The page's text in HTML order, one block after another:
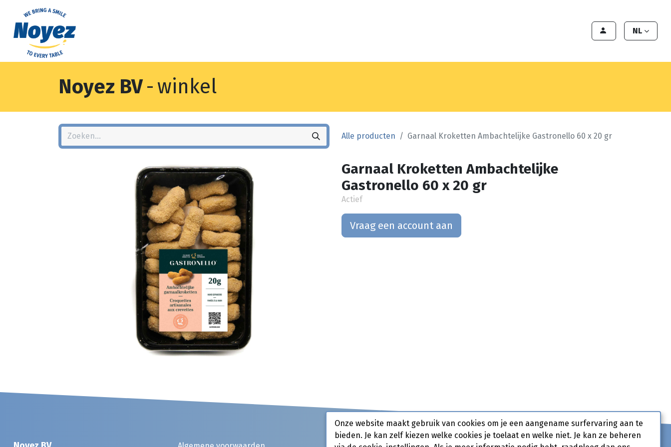
NL
Noyez BV- winkel
Alle producten Garnaal Kroketten Ambachtelijke Gastronello 60 x 20 gr
Garnaal Kroketten Ambachtelijke
Gastronello 60 x 20 gr
Actief
Vraag een account aan
Onze website maakt gebruik van cookies om je een aangename surfervaring aan te
bieden. Je kan zelf kiezen welke cookies je toelaat en welke niet. Je kan ze beheren